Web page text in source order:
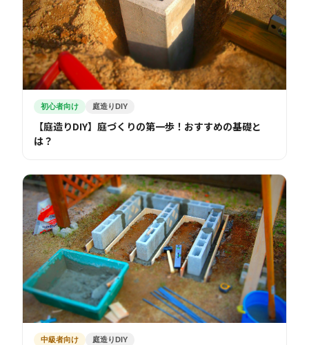
初心者向け 庭造りDIY
【庭造りDIY】庭づくりの第一歩！おすすめの基礎と
は？
中級者向け 庭造りDIY